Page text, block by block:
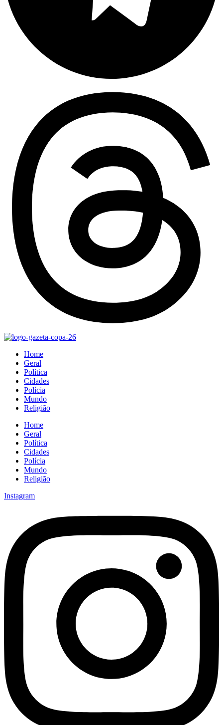
Home
Geral
Política
Cidades
Polícia
Mundo
Religião
Home
Geral
Política
Cidades
Polícia
Mundo
Religião
Instagram